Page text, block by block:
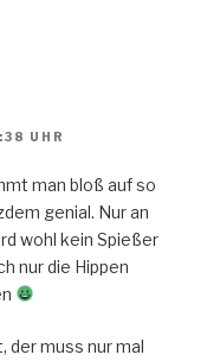
UHR
man bloß auf so
genial. Nur an
wohl kein Spießer
nur die Hippen
der muss nur mal